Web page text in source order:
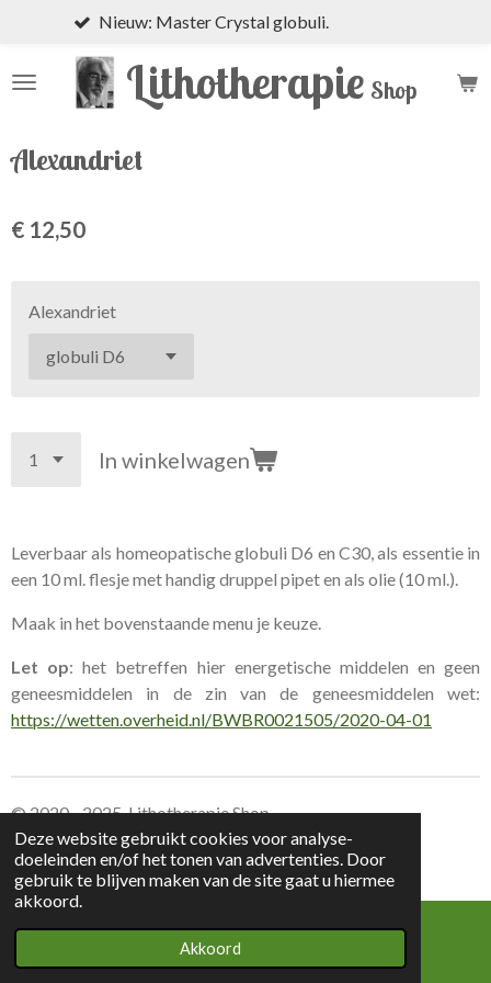
Deze website gebruikt cookies voor analyse-
doeleinden en/of het tonen van advertenties. Door
gebruik te blijven maken van de site gaat u hiermee
akkoord.
Akkoord
naar
Lithotherapie Shop
Nieuw: Master Crystal globuli.
Alexandriet
€ 12,50
Alexandriet
In winkelwagen
Leverbaar als homeopatische globuli D6 en C30, als essentie in
een 10 ml. flesje met handig druppel pipet en als olie (10 ml.).
Maak in het bovenstaande menu je keuze.
Let op: het betreffen hier energetische middelen en geen
geneesmiddelen in de zin van de geneesmiddelen wet:
https://wetten.overheid.nl/BWBR0021505/2020-04-01
© 2020 - 2025 Lithotherapie Shop
Leverings voorwaarden Lithotherapie Shop